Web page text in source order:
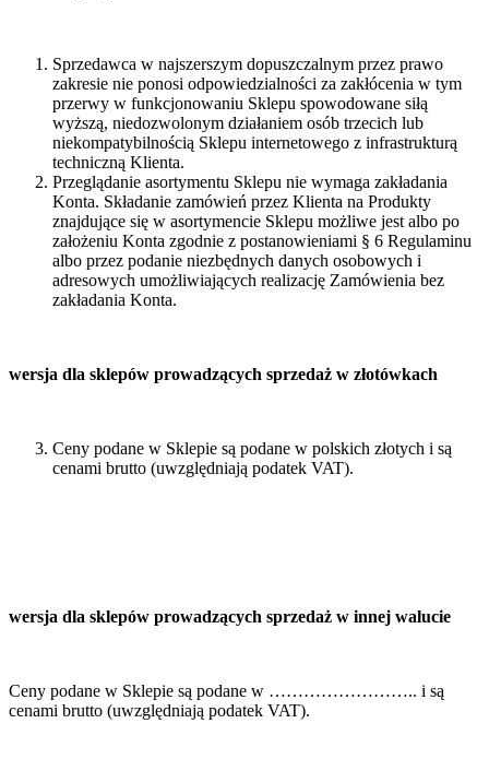
Sprzedawca w najszerszym dopuszczalnym przez prawo
zakresie nie ponosi odpowiedzialności za zakłócenia w tym
przerwy w funkcjonowaniu Sklepu spowodowane siłą
wyższą, niedozwolonym działaniem osób trzecich lub
niekompatybilnością Sklepu internetowego z infrastrukturą
techniczną Klienta.
Przeglądanie asortymentu Sklepu nie wymaga zakładania
Konta. Składanie zamówień przez Klienta na Produkty
znajdujące się w asortymencie Sklepu możliwe jest albo po
założeniu Konta zgodnie z postanowieniami § 6 Regulaminu
albo przez podanie niezbędnych danych osobowych i
adresowych umożliwiających realizację Zamówienia bez
zakładania Konta.
wersja dla sklepów prowadzących sprzedaż w złotówkach
Ceny podane w Sklepie są podane w polskich złotych i są
cenami brutto (uwzględniają podatek VAT).
wersja dla sklepów prowadzących sprzedaż w innej walucie
Ceny podane w Sklepie są podane w …………………….. i są
cenami brutto (uwzględniają podatek VAT).